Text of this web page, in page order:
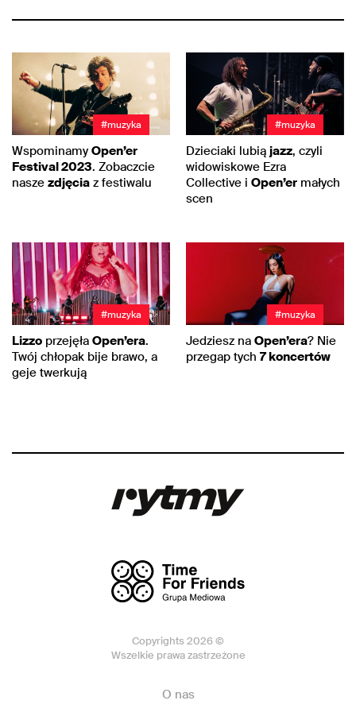
#muzyka
Wspominamy Open’er
Festival 2023. Zobaczcie
nasze zdjęcia z festiwalu
#muzyka
Dzieciaki lubią jazz, czyli
widowiskowe Ezra
Collective i Open’er małych
scen
#muzyka
Lizzo przejęła Open’era.
Twój chłopak bije brawo, a
geje twerkują
#muzyka
Jedziesz na Open’era? Nie
przegap tych 7 koncertów
Copyrights 2026 ©
Wszelkie prawa zastrzeżone
O nas